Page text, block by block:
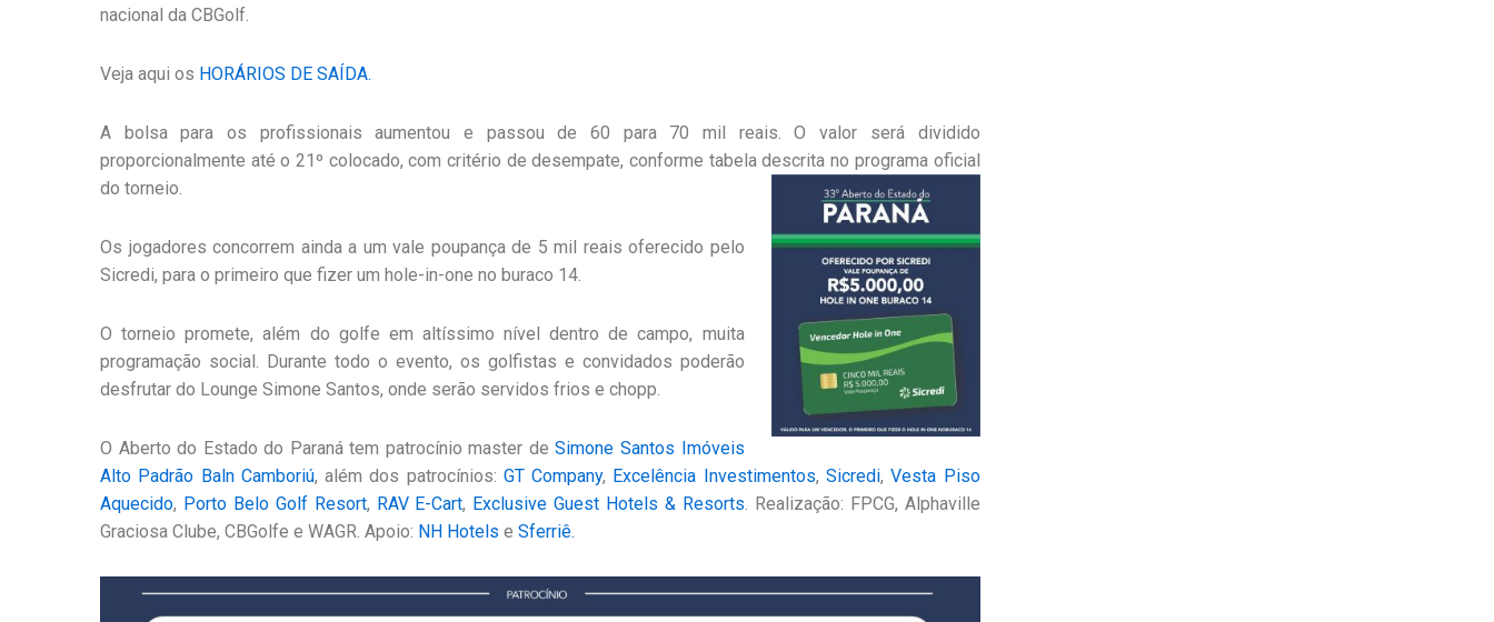
nacional da CBGolf.
Veja aqui os HORÁRIOS DE SAÍDA.
A bolsa para os profissionais aumentou e passou de 60 para 70 mil reais. O valor será dividido
proporcionalmente até o 21º colocado, com critério de desempate, conforme tabela descrita no programa oficial
do torneio.
Os jogadores concorrem ainda a um vale poupança de 5 mil reais oferecido pelo
Sicredi, para o primeiro que fizer um hole-in-one no buraco 14.
O torneio promete, além do golfe em altíssimo nível dentro de campo, muita
programação social. Durante todo o evento, os golfistas e convidados poderão
desfrutar do Lounge Simone Santos, onde serão servidos frios e chopp.
O Aberto do Estado do Paraná tem patrocínio master deSimone Santos Imóveis
Alto Padrão Baln Camboriú, além dos patrocínios: GT Company, Excelência Investimentos, Sicredi, Vesta Piso
Aquecido, Porto Belo Golf Resort, RAV E-Cart, Exclusive Guest Hotels & Resorts. Realização: FPCG, Alphaville
Graciosa Clube, CBGolfe e WAGR. Apoio: NH Hotels e Sferriê.